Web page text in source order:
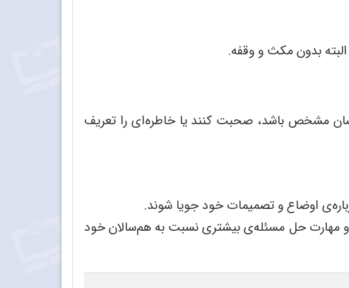
بدون مکث و وقفه.
مشخص باشد، صحبت کنند یا خاطرهای را تعریف
ی اوضاع و تصمیمات خود جویا شوند.
و مهارت حل مسئلهی بیشتری نسبت به همسالان خود